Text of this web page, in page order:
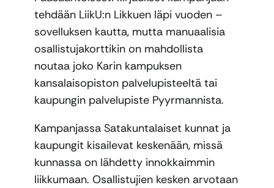
tehdään LiikU:n Likkuen läpi vuoden –
sovelluksen kautta, mutta manuaalisia
osallistujakorttikin on mahdollista
noutaa joko Karin kampuksen
kansalaisopiston palvelupisteeltä tai
kaupungin palvelupiste Pyyrmannista.
Kampanjassa Satakuntalaiset kunnat ja
kaupungit kisailevat keskenään, missä
kunnassa on lähdetty innokkaimmin
liikkumaan. Osallistujien kesken arvotaan